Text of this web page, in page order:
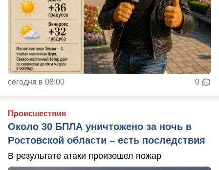
сегодня в 08:00 0
Происшествия
Около 30 БПЛА уничтожено за ночь в
Ростовской области – есть последствия
В результате атаки произошел пожар